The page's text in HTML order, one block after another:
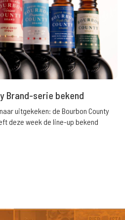
Brand-serie bekend
uitgekeken: de Bourbon County
deze week de line-up bekend